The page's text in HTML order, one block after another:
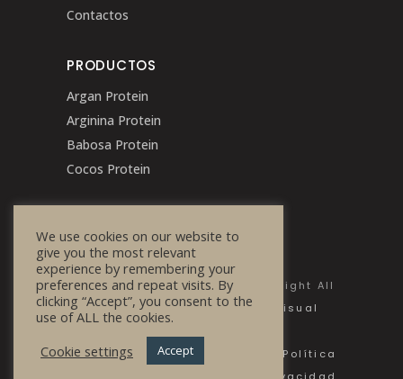
Contactos
PRODUCTOS
Argan Protein
Arginina Protein
Babosa Protein
Cocos Protein
© 2020 Bulg Cosmetics - Copyright All
Rights Reserved | Powered by
Visual
Preguntas más frecuentes
Política
We use cookies on our website to
give you the most relevant
experience by remembering your
preferences and repeat visits. By
clicking “Accept”, you consent to the
use of ALL the cookies.
Cookie settings
Accept